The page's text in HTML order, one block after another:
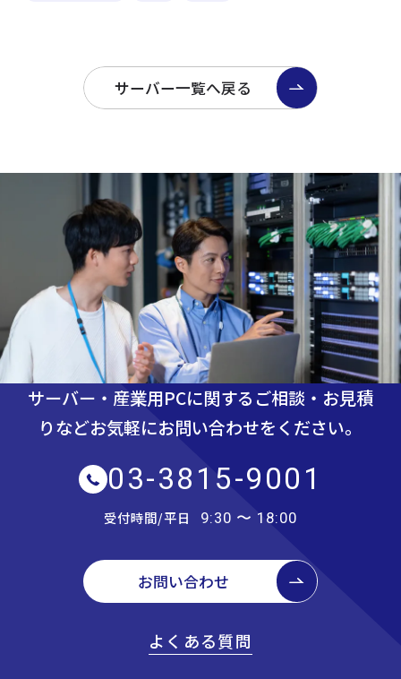
サーバー一覧へ戻る
サーバー・産業用PCに関するご相談・お見積
りなどお気軽にお問い合わせをください。
03-3815-9001
受付時間/平日 9:30 〜 18:00
お問い合わせ
よくある質問